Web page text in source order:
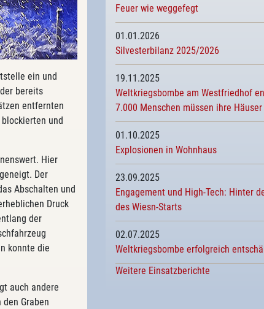
ein und
bereits
entfernten
und
Hier
Der
Abschalten und
Druck
der
konnte die
auch andere
Graben
Feuer wie weggefegt
01.01.2026
Silvesterbilanz 2025/2026
19.11.2025
Weltkriegsbombe am Westfriedhof
7.000 Menschen müssen ihre
01.10.2025
Explosionen in Wohnhaus
23.09.2025
Engagement und High-Tech: Hinter
des Wiesn-Starts
02.07.2025
Weltkriegsbombe erfolgreich
Weitere Einsatzberichte